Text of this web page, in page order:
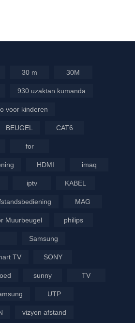
30 m 30M
930 uzaktan kumanda
voor kinderen
BEUGEL CAT6
for
HDMI imaq
iptv KABEL
MAG
Muurbeugel philips
Samsung
TV SONY
sunny TV
UTP
vizyon afstand